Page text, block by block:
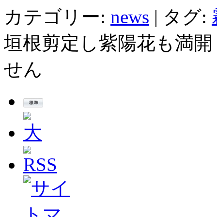
カテゴリー: news | タグ:
垣根剪定し紫陽花も満開
せん